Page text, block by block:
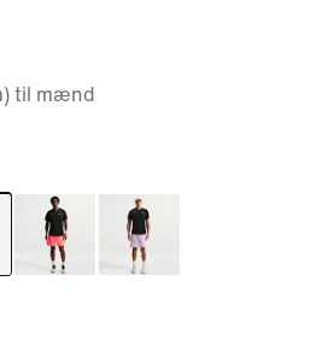
til mænd